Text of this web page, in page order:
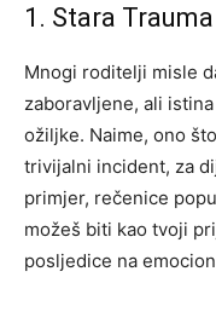
1. Stara
Mnogi roditelji misle
zaboravljene, ali
ožiljke. Naime, ono
trivijalni incident, za
primjer, rečenice
možeš biti kao tvoji
posljedice na